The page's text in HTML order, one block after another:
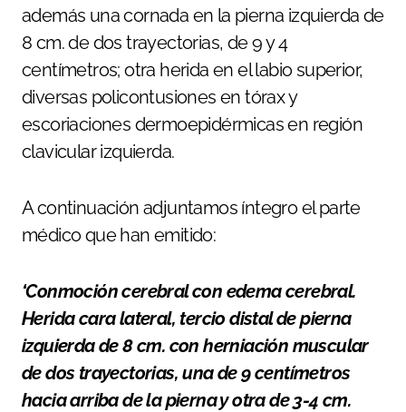
además una cornada en la pierna izquierda de
8 cm. de dos trayectorias, de 9 y 4
centímetros; otra herida en el labio superior,
diversas policontusiones en tórax y
escoriaciones dermoepidérmicas en región
clavicular izquierda.
A continuación adjuntamos íntegro el parte
médico que han emitido:
‘Conmoción cerebral con edema cerebral.
Herida cara lateral, tercio distal de pierna
izquierda de 8 cm. con herniación muscular
de dos trayectorias, una de 9 centímetros
hacia arriba de la pierna y otra de 3-4 cm.